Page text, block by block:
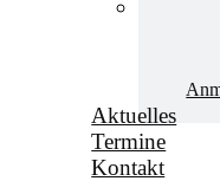
Aktuelles
Termine
Kontakt